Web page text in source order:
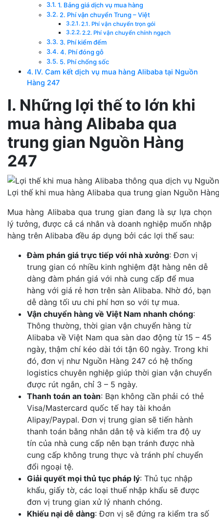
1. Bảng giá dịch vụ mua hàng
2. Phí vận chuyển Trung – Việt
2.1. Phí vận chuyển trọn gói
2.2. Phí vận chuyển chính ngạch
3. Phí kiểm đếm
4. Phí đóng gỗ
5. Phí chống sốc
IV. Cam kết dịch vụ mua hàng Alibaba tại Nguồn
Hàng 247
I. Những lợi thế to lớn khi
mua hàng Alibaba qua
trung gian Nguồn Hàng
247
Lợi thế khi mua hàng Alibaba qua trung gian Nguồn
Mua hàng Alibaba qua trung gian đang là sự lựa chọn
lý tưởng, được cả cá nhân và doanh nghiệp muốn nhập
hàng trên Alibaba đều áp dụng bởi các lợi thế sau:
Đàm phán giá trực tiếp với nhà xưởng: Đơn vị
trung gian có nhiều kinh nghiệm đặt hàng nên dễ
dàng đàm phán giá với nhà cung cấp để mua
hàng với giá rẻ hơn trên sàn Alibaba. Nhờ đó, bạn
dễ dàng tối ưu chi phí hơn so với tự mua.
Vận chuyển hàng về Việt Nam nhanh chóng:
Thông thường, thời gian vận chuyển hàng từ
Alibaba về Việt Nam qua sàn dao động từ 15 – 45
ngày, thậm chí kéo dài tới tận 60 ngày. Trong khi
đó, đơn vị như Nguồn Hàng 247 có hệ thống
logistics chuyên nghiệp giúp thời gian vận chuyển
được rút ngắn, chỉ 3 – 5 ngày.
Thanh toán an toàn: Bạn không cần phải có thẻ
Visa/Mastercard quốc tế hay tài khoản
Alipay/Paypal. Đơn vị trung gian sẽ tiến hành
thanh toán bằng nhân dân tệ và kiểm tra độ uy
tín của nhà cung cấp nên bạn tránh được nhà
cung cấp không trung thực và tránh phí chuyển
đổi ngoại tệ.
Giải quyết mọi thủ tục pháp lý: Thủ tục nhập
khẩu, giấy tờ, các loại thuế nhập khẩu sẽ được
đơn vị trung gian xử lý nhanh chóng.
Khiếu nại dễ dàng: Đơn vị sẽ đứng ra kiểm tra số